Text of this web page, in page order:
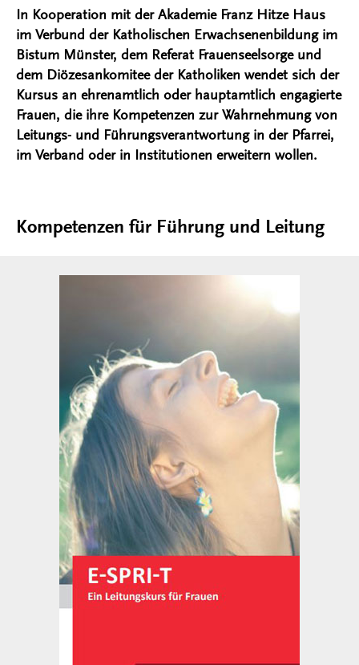
In Kooperation mit der Akademie Franz Hitze Haus
im Verbund der Katholischen Erwachsenenbildung im
Bistum Münster, dem Referat Frauenseelsorge und
dem Diözesankomitee der Katholiken wendet sich der
Kursus an ehrenamtlich oder hauptamtlich engagierte
Frauen, die ihre Kompetenzen zur Wahrnehmung von
Leitungs- und Führungsverantwortung in der Pfarrei,
im Verband oder in Institutionen erweitern wollen.
Kompetenzen für Führung und Leitung